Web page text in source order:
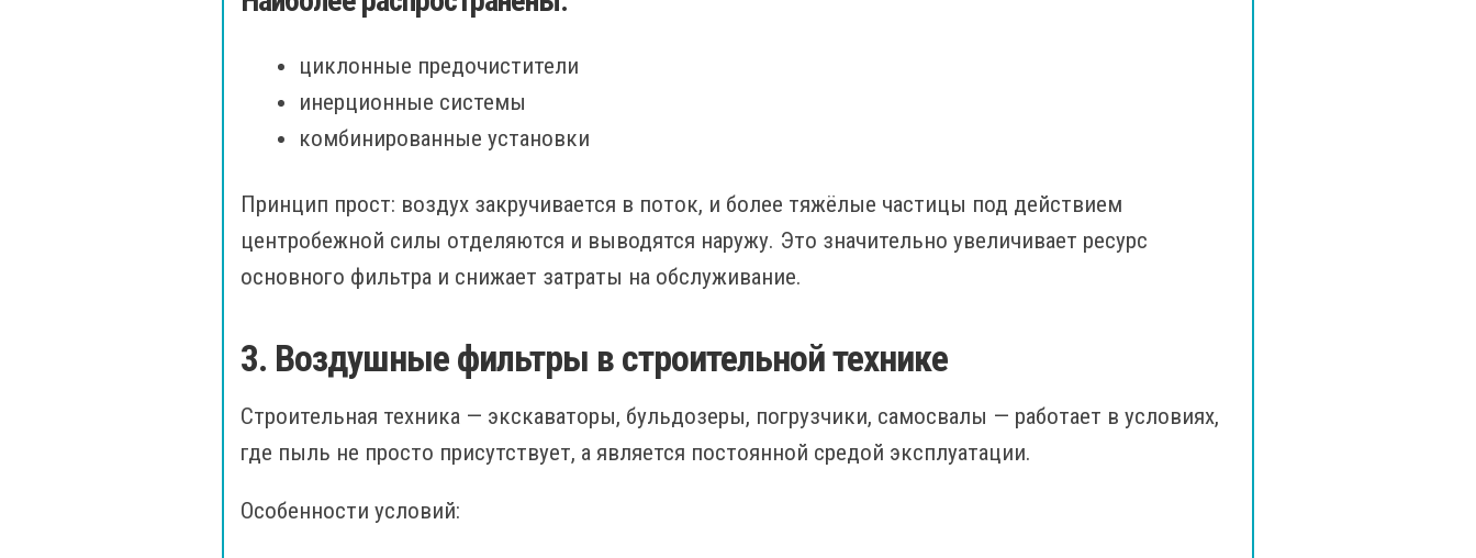
циклонные предочистители
инерционные системы
комбинированные установки
Принцип прост: воздух закручивается в поток, и более тяжёлые частицы под действием
центробежной силы отделяются и выводятся наружу. Это значительно увеличивает ресурс
основного фильтра и снижает затраты на обслуживание.
3. Воздушные фильтры в строительной технике
Строительная техника — экскаваторы, бульдозеры, погрузчики, самосвалы — работает в условиях,
где пыль не просто присутствует, а является постоянной средой эксплуатации.
Особенности условий: